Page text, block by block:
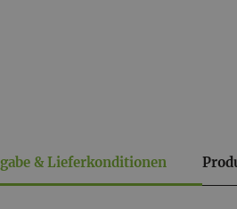
& Lieferkonditionen